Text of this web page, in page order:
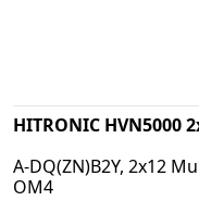
HITRONIC HVN5000
A-DQ(ZN)B2Y, 2x12
OM4